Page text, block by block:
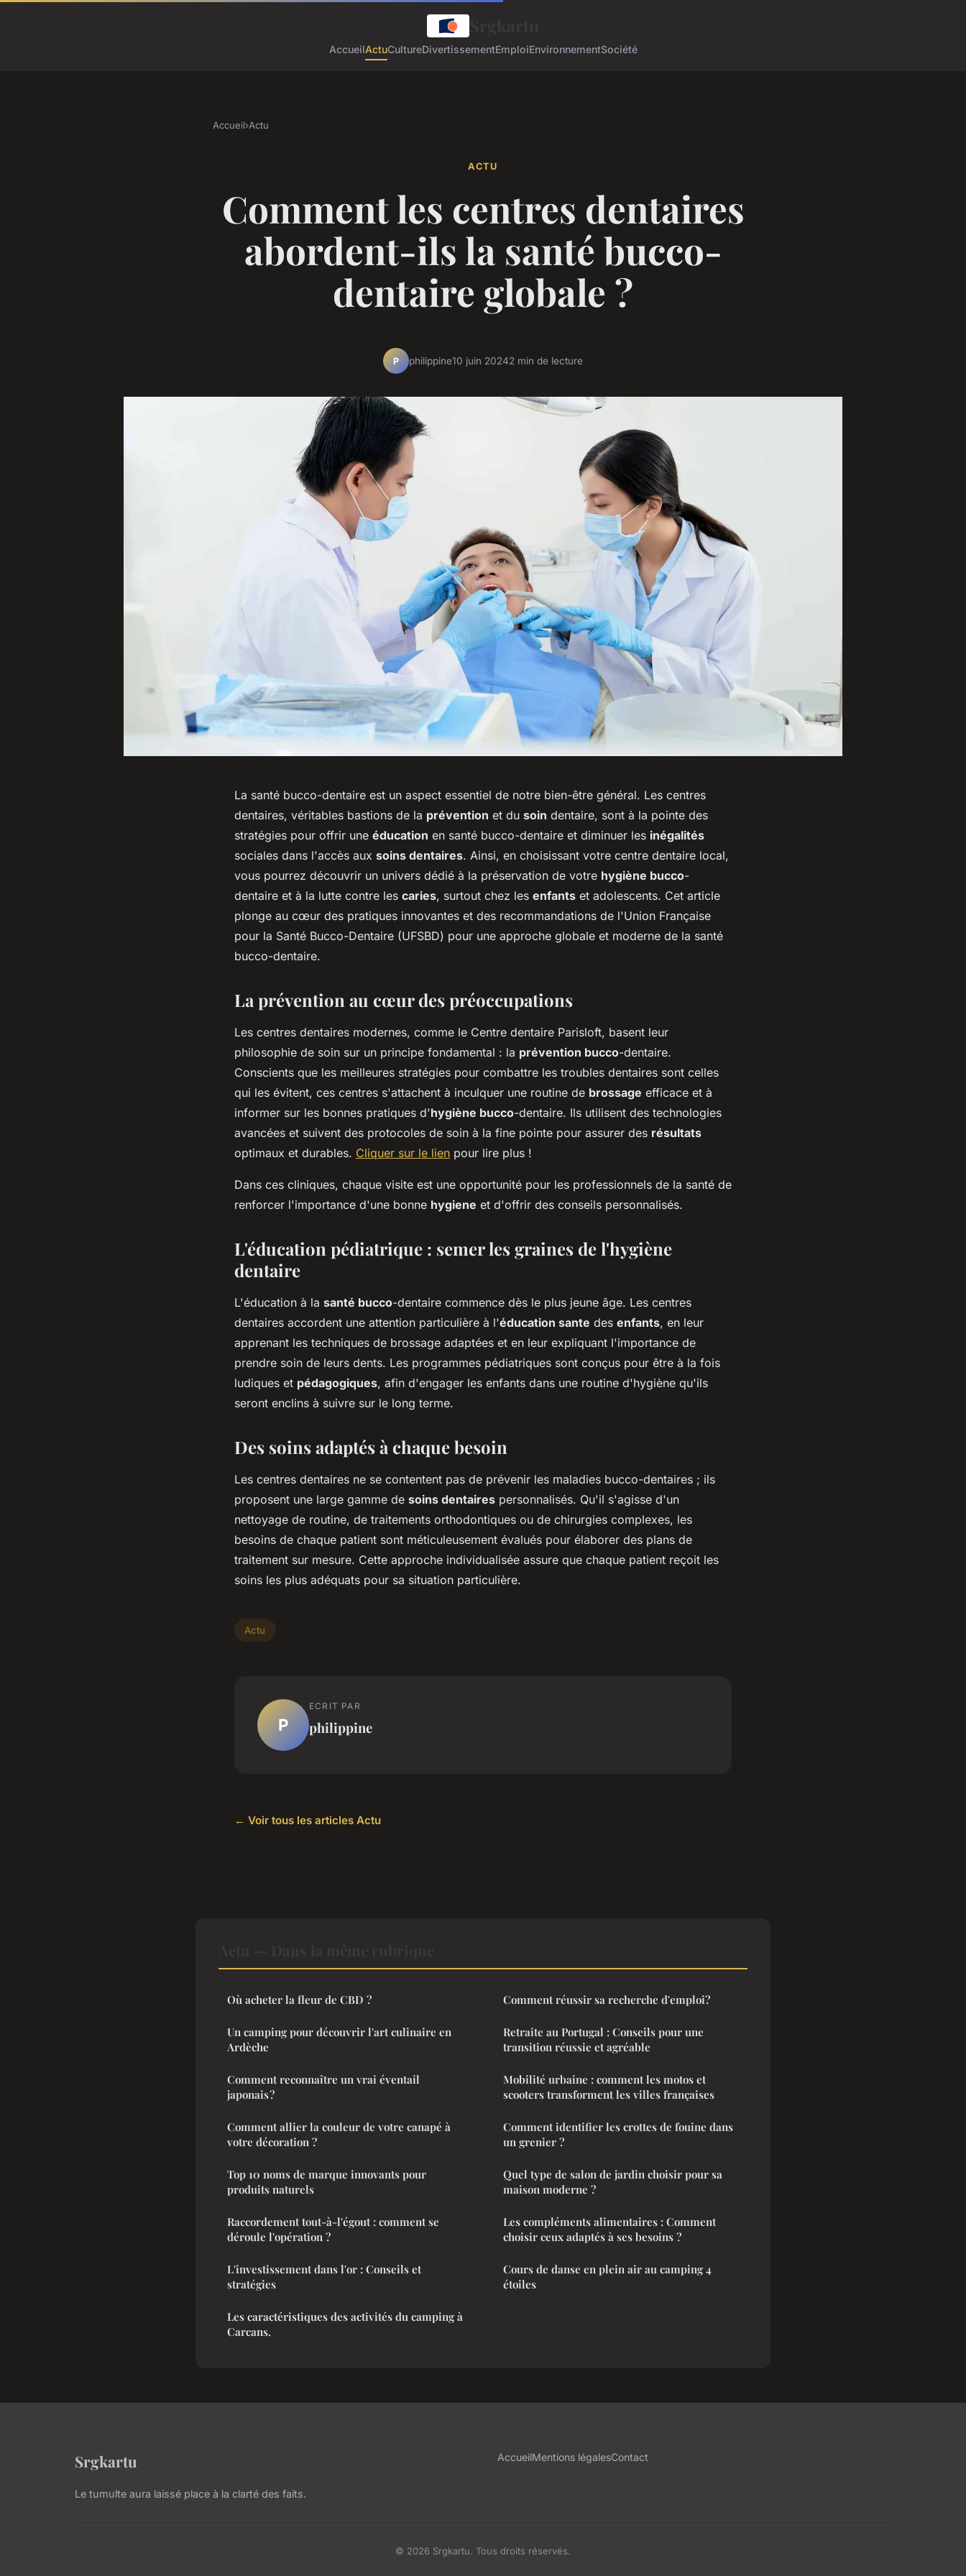
AccueilActuCultureDivertissementEmploiEnvironnementSociété
Accueil›Actu
ACTU
Comment les centres dentaires
abordent-ils la santé bucco-
dentaire globale ?
P philippine10 juin 20242 min de lecture
La santé bucco-dentaire est un aspect essentiel de notre bien-être général. Les centres
dentaires, véritables bastions de la prévention et du soin dentaire, sont à la pointe des
stratégies pour offrir une éducation en santé bucco-dentaire et diminuer les inégalités
sociales dans l'accès aux soins dentaires. Ainsi, en choisissant votre centre dentaire local,
vous pourrez découvrir un univers dédié à la préservation de votre hygiène bucco-
dentaire et à la lutte contre les caries, surtout chez les enfants et adolescents. Cet article
plonge au cœur des pratiques innovantes et des recommandations de l'Union Française
pour la Santé Bucco-Dentaire (UFSBD) pour une approche globale et moderne de la santé
bucco-dentaire.
La prévention au cœur des préoccupations
Les centres dentaires modernes, comme le Centre dentaire Parisloft, basent leur
philosophie de soin sur un principe fondamental : la prévention bucco-dentaire.
Conscients que les meilleures stratégies pour combattre les troubles dentaires sont celles
qui les évitent, ces centres s'attachent à inculquer une routine de brossage efficace et à
informer sur les bonnes pratiques d'hygiène bucco-dentaire. Ils utilisent des technologies
avancées et suivent des protocoles de soin à la fine pointe pour assurer des résultats
optimaux et durables. Cliquer sur le lien pour lire plus !
Dans ces cliniques, chaque visite est une opportunité pour les professionnels de la santé de
renforcer l'importance d'une bonne hygiene et d'offrir des conseils personnalisés.
L'éducation pédiatrique : semer les graines de l'hygiène
dentaire
L'éducation à la santé bucco-dentaire commence dès le plus jeune âge. Les centres
dentaires accordent une attention particulière à l'éducation sante des enfants, en leur
apprenant les techniques de brossage adaptées et en leur expliquant l'importance de
prendre soin de leurs dents. Les programmes pédiatriques sont conçus pour être à la fois
ludiques et pédagogiques, afin d'engager les enfants dans une routine d'hygiène qu'ils
seront enclins à suivre sur le long terme.
Des soins adaptés à chaque besoin
Les centres dentaires ne se contentent pas de prévenir les maladies bucco-dentaires ; ils
proposent une large gamme de soins dentaires personnalisés. Qu'il s'agisse d'un
nettoyage de routine, de traitements orthodontiques ou de chirurgies complexes, les
besoins de chaque patient sont méticuleusement évalués pour élaborer des plans de
traitement sur mesure. Cette approche individualisée assure que chaque patient reçoit les
soins les plus adéquats pour sa situation particulière.
Actu
P
ECRIT PAR
philippine
← Voir tous les articles Actu
Où acheter la fleur de CBD ?
Un camping pour découvrir l'art culinaire en
Ardèche
Comment reconnaître un vrai éventail
japonais ?
Comment allier la couleur de votre canapé à
votre décoration ?
Top 10 noms de marque innovants pour
produits naturels
Raccordement tout-à-l'égout : comment se
déroule l'opération ?
L'investissement dans l'or : Conseils et
stratégies
Les caractéristiques des activités du camping à
Carcans.
Comment réussir sa recherche d'emploi?
Retraite au Portugal : Conseils pour une
transition réussie et agréable
Mobilité urbaine : comment les motos et
scooters transforment les villes françaises
Comment identifier les crottes de fouine dans
un grenier ?
Quel type de salon de jardin choisir pour sa
maison moderne ?
Les compléments alimentaires : Comment
choisir ceux adaptés à ses besoins ?
Cours de danse en plein air au camping 4
étoiles
Srgkartu
Le tumulte aura laissé place à la clarté des faits.
AccueilMentions légalesContact
© 2026 Srgkartu. Tous droits réservés.